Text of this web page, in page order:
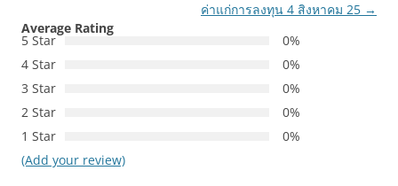
ค่าแก่การลงทุน 4 สิงหาคม 25 →
Average Rating
5 Star
0%
4 Star
0%
3 Star
0%
2 Star
0%
1 Star
0%
(Add your review)